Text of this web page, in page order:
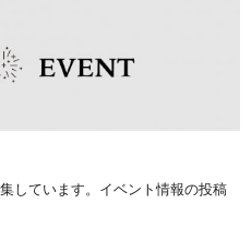
しています。イベント情報の投稿